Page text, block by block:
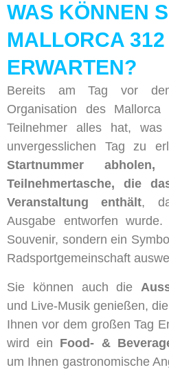
WAS KÖNNEN
MALLORCA
ERWARTEN?
Bereits am Tag vor
Organisation des
Teilnehmer alles hat,
unvergesslichen Tag zu
Startnummer
Teilnehmertasche, die
Veranstaltung enthält,
Ausgabe entworfen
Souvenir, sondern ein
Radsportgemeinschaft
Sie können auch die
und Live-Musik genießen,
Ihnen vor dem großen Tag
wird ein Food- &
um Ihnen gastronomische